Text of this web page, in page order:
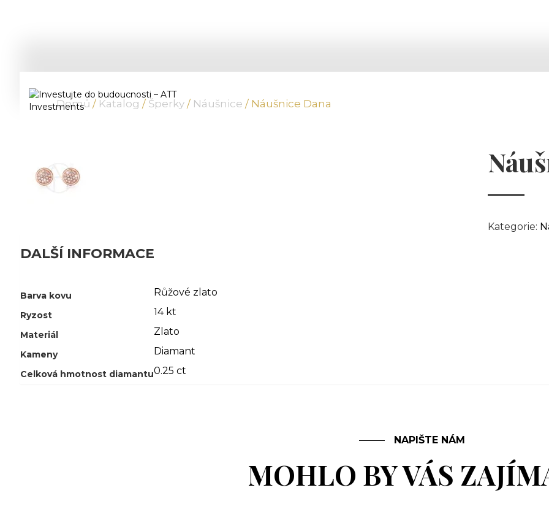
Domů / Katalog / Šperky / Náušnice / Náušnice Dana
Kategorie:
DALŠÍ INFORMACE
Barva kovu Růžové zlato
Ryzost 14 kt
Materiál Zlato
Kameny Diamant
Celková hmotnost diamantu0.25 ct
NAPIŠTE NÁM
MOHLO BY VÁS